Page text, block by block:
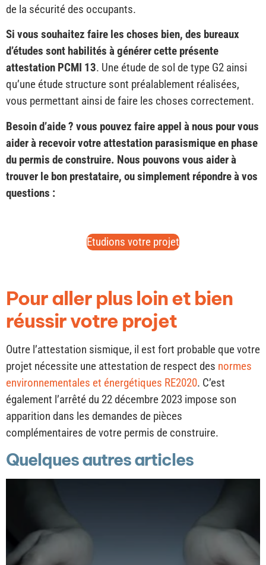
de la sécurité des occupants.
Si vous souhaitez faire les choses bien, des bureaux
d’études sont habilités à générer cette présente
attestation PCMI 13. Une étude de sol de type G2 ainsi
qu’une étude structure sont préalablement réalisées,
vous permettant ainsi de faire les choses correctement.
Besoin d’aide ? vous pouvez faire appel à nous pour vous
aider à recevoir votre attestation parasismique en phase
du permis de construire. Nous pouvons vous aider à
trouver le bon prestataire, ou simplement répondre à vos
questions :
Etudions votre projet
Pour aller plus loin et bien
réussir votre projet
Outre l’attestation sismique, il est fort probable que votre
projet nécessite une attestation de respect des normes
environnementales et énergétiques RE2020. C’est
également l’arrêté du 22 décembre 2023 impose son
apparition dans les demandes de pièces
complémentaires de votre permis de construire.
Quelques autres articles